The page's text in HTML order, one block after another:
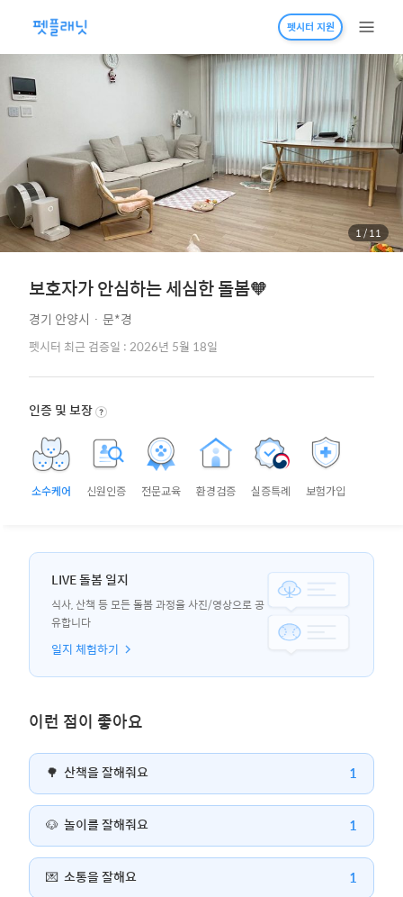
펫시터 지원
1/11
보호자가 안심하는 세심한 돌봄🧡
경기 안양시 · 문*경
펫시터 최근 검증일 : 2026년 5월 18일
인증 및 보장
소수케어 신원인증 전문교육 환경검증 실증특례 보험가입
LIVE 돌봄 일지
식사, 산책 등 모든 돌봄 과정을 사진/영상으로 공
유합니다
일지 체험하기
이런 점이 좋아요
🌳 산책을 잘해줘요 1
🐶 놀이를 잘해줘요 1
💌 소통을 잘해요 1